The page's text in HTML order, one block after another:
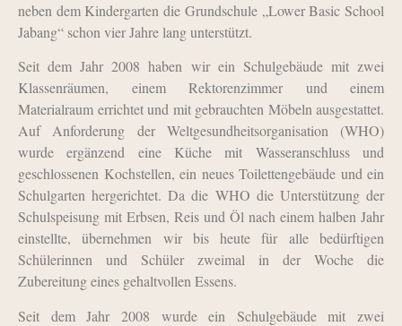
neben dem Kindergarten die Grundschule „Lower Basic School
Jabang“ schon vier Jahre lang unterstützt.
Seit dem Jahr 2008 haben wir ein Schulgebäude mit zwei
Klassenräumen, einem Rektorenzimmer und einem
Materialraum errichtet und mit gebrauchten Möbeln ausgestattet.
Auf Anforderung der Weltgesundheitsorganisation (WHO)
wurde ergänzend eine Küche mit Wasseranschluss und
geschlossenen Kochstellen, ein neues Toilettengebäude und ein
Schulgarten hergerichtet. Da die WHO die Unterstützung der
Schulspeisung mit Erbsen, Reis und Öl nach einem halben Jahr
einstellte, übernehmen wir bis heute für alle bedürftigen
Schülerinnen und Schüler zweimal in der Woche die
Zubereitung eines gehaltvollen Essens.
Seit dem Jahr 2008 wurde ein Schulgebäude mit zwei